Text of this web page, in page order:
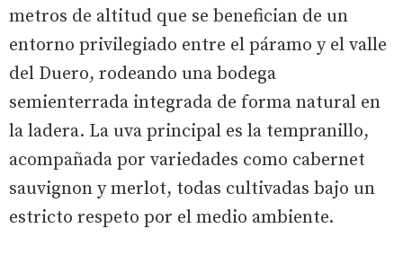
metros de altitud que se benefician de un
entorno privilegiado entre el páramo y el valle
del Duero, rodeando una bodega
semienterrada integrada de forma natural en
la ladera. La uva principal es la tempranillo,
acompañada por variedades como cabernet
sauvignon y merlot, todas cultivadas bajo un
estricto respeto por el medio ambiente.